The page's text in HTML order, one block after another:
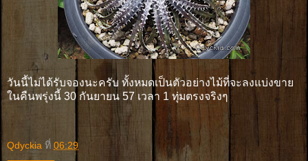
วันนี้ไม่ได้รับจองนะครับ ทั้งหมดเป็นตัวอย่างไม้ที่จะลงแบ่งขาย
ในคืนพรุ่งนี้ 30 กันยายน 57 เวลา 1 ทุ่มตรงจริงๆ
Qdyckia ที่ 06:29